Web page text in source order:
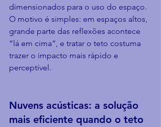
dimensionados para o uso do espaço.
O motivo é simples: em espaços altos,
grande parte das reflexões acontece
“lá em cima”, e tratar o teto costuma
trazer o impacto mais rápido e
perceptível.
Nuvens acústicas: a solução
mais eficiente quando o teto